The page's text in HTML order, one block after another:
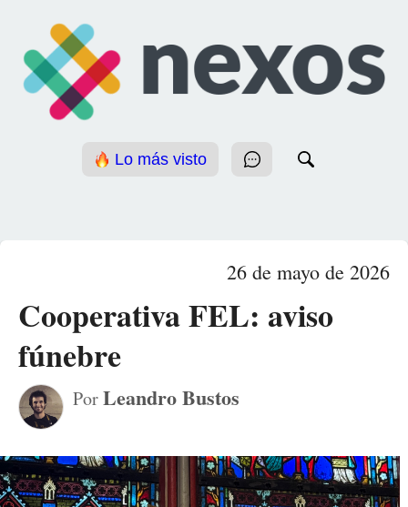
Lo más visto
26 de mayo de 2026
Cooperativa FEL: aviso
fúnebre
PorLeandro Bustos